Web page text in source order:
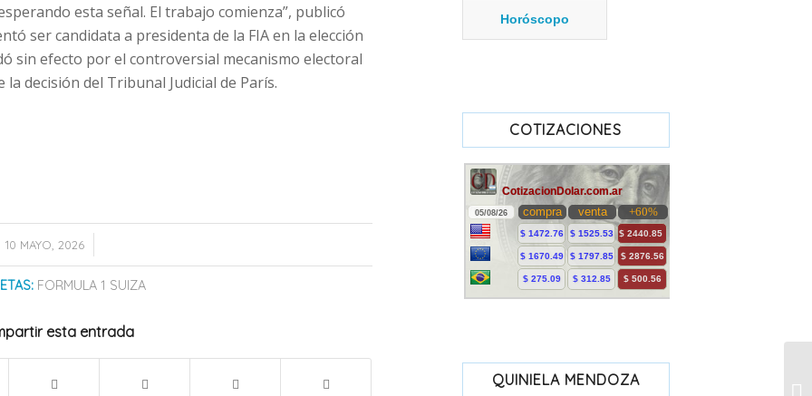
esta señal. El trabajo comienza”, publicó
ser candidata a presidenta de la FIA en la elección
sin efecto por el controversial mecanismo electoral
decisión del Tribunal Judicial de París.
10 MAYO, 2026
/
FORMULA 1 SUIZA
esta entrada
Horóscopo
COTIZACIONES
QUINIELA MENDOZA